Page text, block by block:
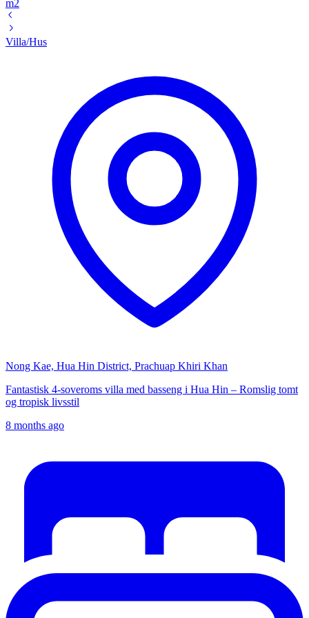
m2
Villa/Hus
Nong Kae, Hua Hin District, Prachuap Khiri Khan
Fantastisk 4-soveroms villa med basseng i Hua Hin – Romslig tomt
og tropisk livsstil
8 months ago